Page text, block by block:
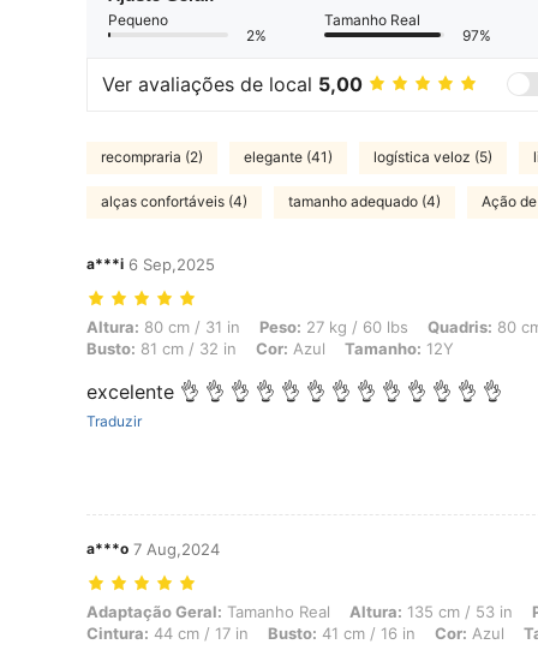
Pequeno
2%
Tamanho Real
97%
Ver avaliações de local 5,00
recompraria (2) elegante (41) logística veloz (5)
alças confortáveis (4) tamanho adequado (4) Ação
a***i 6 Sep,2025
Altura: 80 cm / 31 in, Peso: 27 kg / 60 lbs, Quadris: 80 cm / 31 in,
Altura: 80 cm / 31 in Peso: 27 kg / 60 lbs Quadris: 80
Busto: 81 cm / 32 in Cor: Azul Tamanho: 12Y
excelente 👌 👌 👌 👌 👌 👌 👌 👌 👌 👌 👌 👌 👌
Traduzir
a***o 7 Aug,2024
Adaptação Geral: Tamanho Real, Altura: 135 cm / 53 in, Peso: 30
Adaptação Geral: Tamanho Real Altura: 135 cm / 53 in
Cintura: 44 cm / 17 in Busto: 41 cm / 16 in Cor: Azul